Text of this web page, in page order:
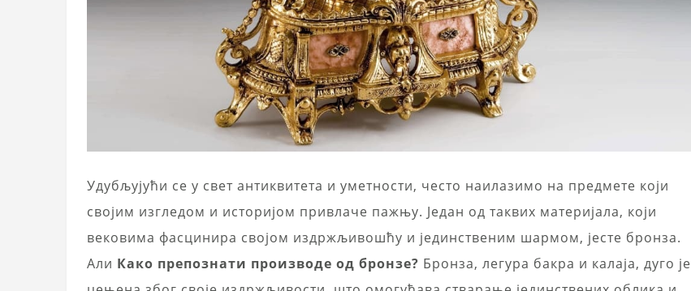
Удубљујући се у свет антиквитета и уметности, често наилазимо на предмете који
својим изгледом и историјом привлаче пажњу. Један од таквих материјала, који
вековима фасцинира својом издржљивошћу и јединственим шармом, јесте бронза.
Али Како препознати производе од бронзе? Бронза, легура бакра и калаја, дуго је